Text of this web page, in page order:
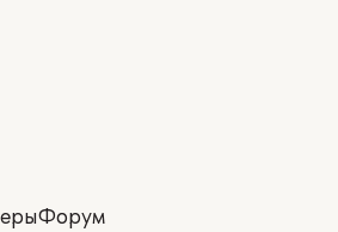
Форум